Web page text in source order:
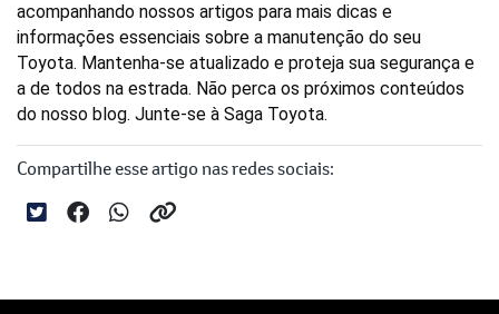
acompanhando nossos artigos para mais dicas e
informações essenciais sobre a manutenção do seu
Toyota. Mantenha-se atualizado e proteja sua segurança e
a de todos na estrada. Não perca os próximos conteúdos
do nosso blog. Junte-se à Saga Toyota.
Compartilhe esse artigo nas redes sociais: